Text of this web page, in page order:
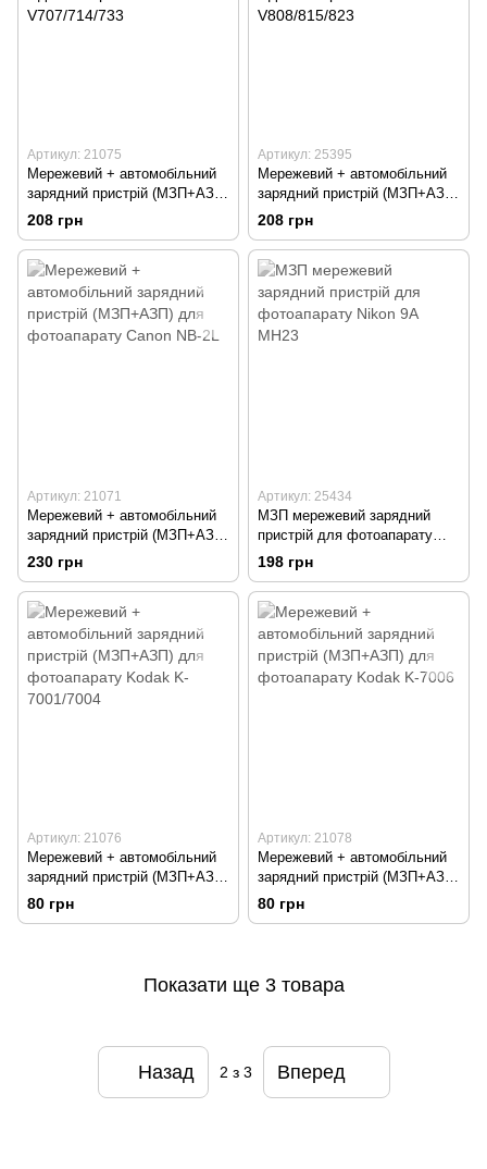
Артикул: 21075
Мережевий + автомобільний
зарядний пристрій (МЗП+АЗП)
для відеокамери JVC
V707/714/733
208 грн
Артикул: 25395
Мережевий + автомобільний
зарядний пристрій (МЗП+АЗП)
для відеокамери JVC
V808/815/823
208 грн
Артикул: 21071
Мережевий + автомобільний
зарядний пристрій (МЗП+АЗП)
для фотоапарату Canon NB-
230 грн
Артикул: 25434
MЗП мережевий зарядний
пристрій для фотоапарату
Nikon 9A MH23
198 грн
Артикул: 21076
Мережевий + автомобільний
зарядний пристрій (МЗП+АЗП)
для фотоапарату Kodak K-
7001/7004
80 грн
Артикул: 21078
Мережевий + автомобільний
зарядний пристрій (МЗП+АЗП)
для фотоапарату Kodak K-
7006
80 грн
Показати ще 3 товара
Назад 2 з 3 Вперед